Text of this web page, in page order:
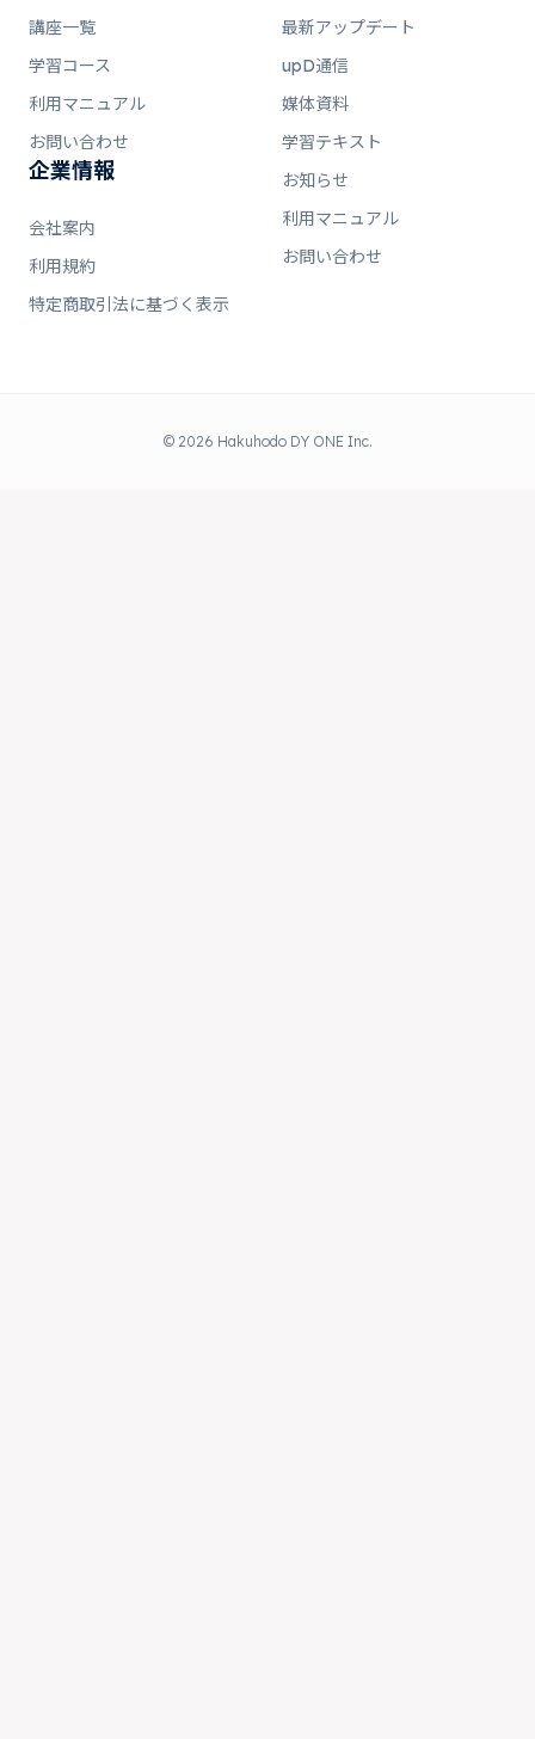
講座一覧
学習コース
利用マニュアル
お問い合わせ
企業情報
会社案内
利用規約
特定商取引法に基づく表示
最新アップデート
upD通信
媒体資料
学習テキスト
お知らせ
利用マニュアル
お問い合わせ
© 2026 Hakuhodo DY ONE Inc.